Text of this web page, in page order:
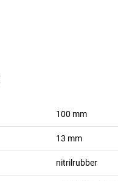
100 mm
13 mm
nitrilrubber